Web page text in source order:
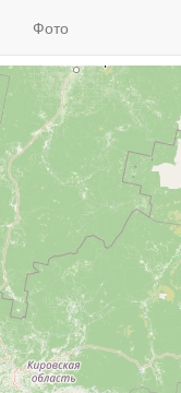
Фото